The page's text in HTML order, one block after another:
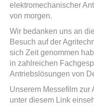
elektromechanischer
von morgen.
Wir bedanken uns an
Besuch auf der
sich Zeit genommen
in zahlreichen
Antriebslösungen von
Unserem Messefilm zur
unter diesem Link